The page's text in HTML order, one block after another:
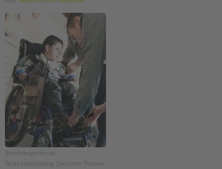
Berufsbegleitende
Teilzeitausbildung: Zwischen Theorie